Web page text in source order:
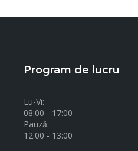
Program de lucru
Lu-Vi:
08:00 - 17:00
Pauză:
12:00 - 13:00